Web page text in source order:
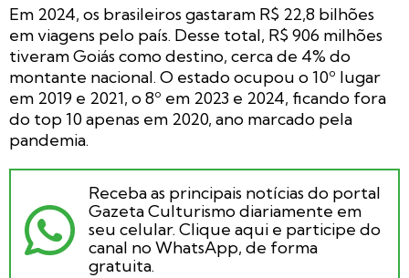
Em 2024, os brasileiros gastaram R$ 22,8 bilhões
em viagens pelo país. Desse total, R$ 906 milhões
tiveram Goiás como destino, cerca de 4% do
montante nacional. O estado ocupou o 10º lugar
em 2019 e 2021, o 8º em 2023 e 2024, ficando fora
do top 10 apenas em 2020, ano marcado pela
pandemia.
Receba as principais notícias do portal
Gazeta Culturismo diariamente em
seu celular. Clique aqui e participe do
canal no WhatsApp, de forma
gratuita.